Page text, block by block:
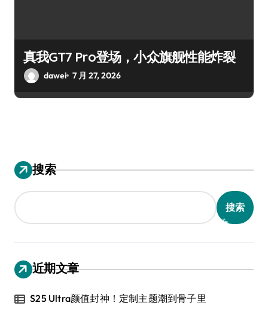
真我GT7 Pro登场，小众旗舰性能炸裂
dawei 7 月 27, 2026
搜索
搜索
近期文章
S25 Ultra颜值封神！定制主题潮到骨子里